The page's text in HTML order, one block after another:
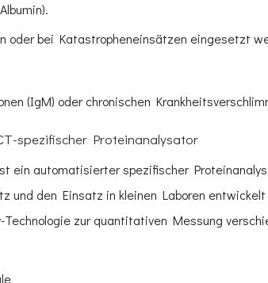
oder bei Katastropheneinsätzen eingesetzt
(IgM) oder chronischen
spezifischer Proteinanalysator
ein automatisierter spezifischer
und den Einsatz in kleinen Laboren
Technologie zur quantitativen Messung